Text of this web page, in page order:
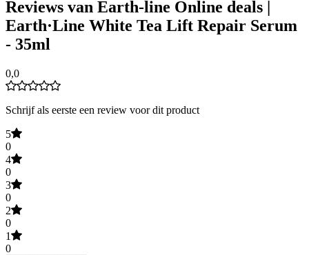
Reviews van Earth-line Online deals |
Earth·Line White Tea Lift Repair Serum
- 35ml
0,0
Schrijf als eerste een review voor dit product
5
0
4
0
3
0
2
0
1
0